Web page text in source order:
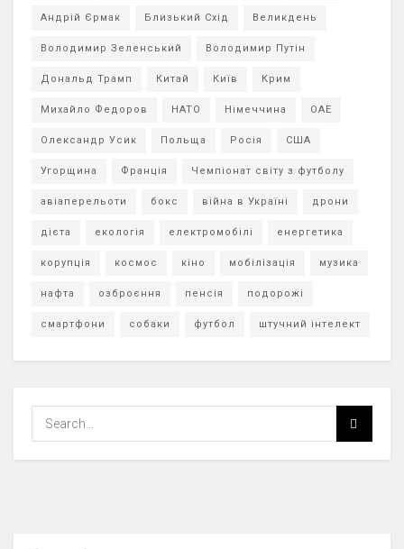
Андрій Єрмак Близький Схід Великдень
Володимир Зеленський Володимир Путін
Дональд Трамп Китай Київ Крим
Михайло Федоров НАТО Німеччина ОАЕ
Олександр Усик Польща Росія США
Угорщина Франція Чемпіонат світу з футболу
авіаперельоти бокс війна в Україні дрони
дієта екологія електромобілі енергетика
корупція космос кіно мобілізація музика
нафта озброєння пенсія подорожі
смартфони собаки футбол штучний інтелект